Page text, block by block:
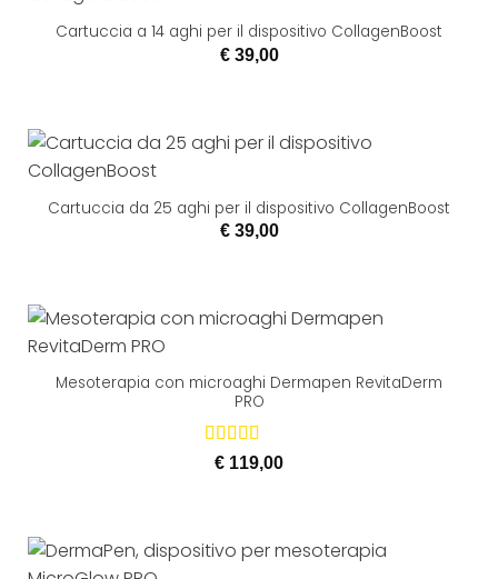
Cartuccia a 14 aghi per il dispositivo CollagenBoost
€39,00
Cartuccia da 25 aghi per il dispositivo CollagenBoost
€39,00
Mesoterapia con microaghi Dermapen RevitaDerm
PRO
Valutato
su 5
€ 119,00